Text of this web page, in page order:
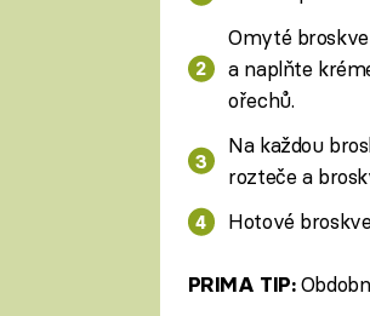
Omyté
a naplňte
ořechů.
Na každou
rozteče a
Hotové
PRIMA TIP: